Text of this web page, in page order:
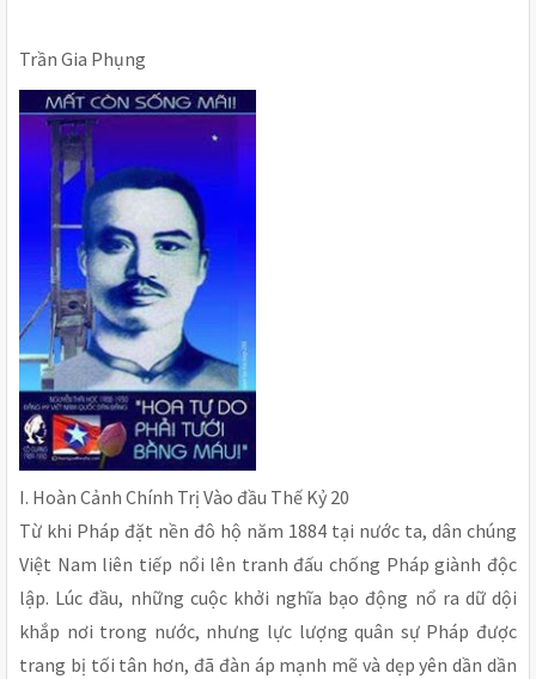
Trần Gia Phụng
I. Hoàn Cảnh Chính Trị Vào đầu Thế Kỷ 20
Từ khi Pháp đặt nền đô hộ năm 1884 tại nước ta, dân chúng
Việt Nam liên tiếp nổi lên tranh đấu chống Pháp giành độc
lập. Lúc đầu, những cuộc khởi nghĩa bạo động nổ ra dữ dội
khắp nơi trong nước, nhưng lực lượng quân sự Pháp được
trang bị tối tân hơn, đã đàn áp mạnh mẽ và dẹp yên dần dần